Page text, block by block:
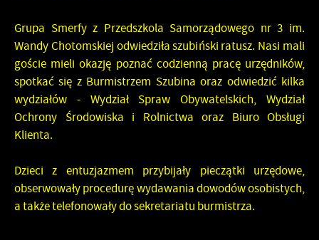
Grupa Smerfy z Przedszkola Samorządowego nr 3 im.
Wandy Chotomskiej odwiedziła szubiński ratusz. Nasi mali
goście mieli okazję poznać codzienną pracę urzędników,
spotkać się z Burmistrzem Szubina oraz odwiedzić kilka
wydziałów - Wydział Spraw Obywatelskich, Wydział
Ochrony Środowiska i Rolnictwa oraz Biuro Obsługi
Klienta.
Dzieci z entuzjazmem przybijały pieczątki urzędowe,
obserwowały procedurę wydawania dowodów osobistych,
a także telefonowały do sekretariatu burmistrza.